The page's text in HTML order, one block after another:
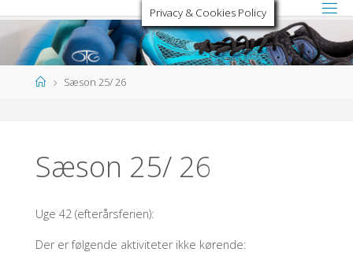
content
HomeSæson 25/ 26
Sæson 25/ 26
Uge 42 (efterårsferien):
Der er følgende aktiviteter ikke kørende:
Privacy & Cookies Policy